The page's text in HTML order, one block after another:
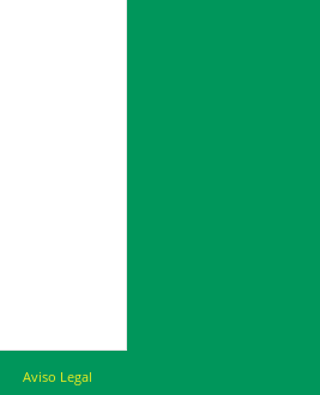
Aviso Legal